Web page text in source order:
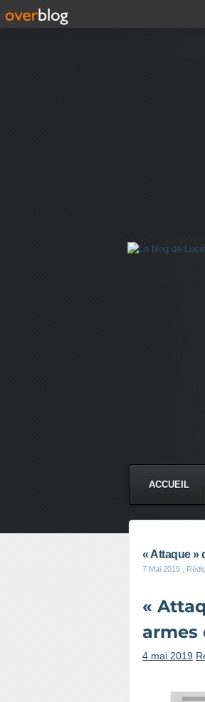
ACCUEIL
« Attaque »
7 Mai 2019 ,
«
armes
4 mai 2019